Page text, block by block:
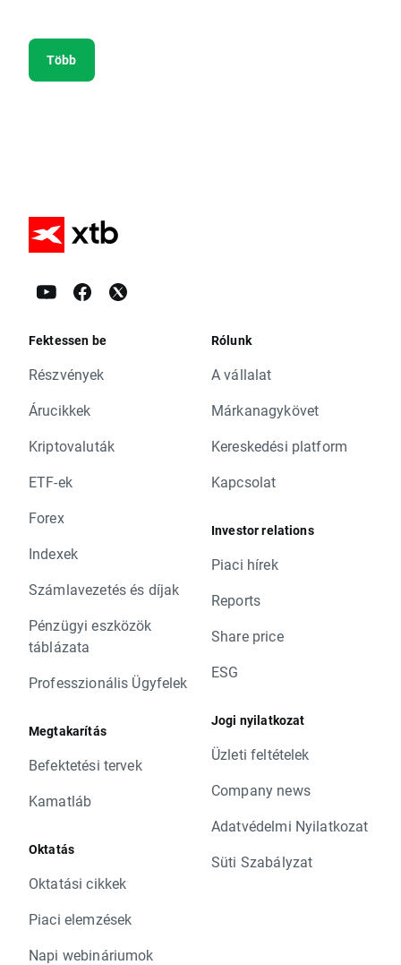
Több
Fektessen be
Részvények
Árucikkek
Kriptovaluták
ETF-ek
Forex
Indexek
Számlavezetés és díjak
Pénzügyi eszközök
táblázata
Professzionális Ügyfelek
Megtakarítás
Befektetési tervek
Kamatláb
Oktatás
Oktatási cikkek
Piaci elemzések
Napi webináriumok
Rólunk
A vállalat
Márkanagykövet
Kereskedési platform
Kapcsolat
Investor relations
Piaci hírek
Reports
Share price
ESG
Jogi nyilatkozat
Üzleti feltételek
Company news
Adatvédelmi Nyilatkozat
Süti Szabályzat